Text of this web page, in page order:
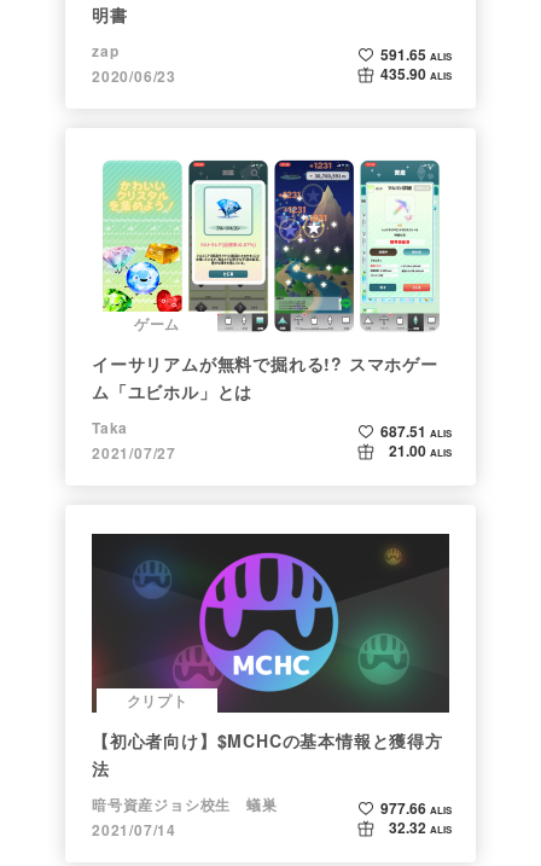
明書
zap
2020/06/23
591.65 ALIS
435.90 ALIS
ゲーム
イーサリアムが無料で掘れる!? スマホゲー
ム「ユビホル」とは
Taka
2021/07/27
687.51 ALIS
21.00 ALIS
クリプト
【初心者向け】$MCHCの基本情報と獲得方
法
暗号資産ジョシ校生 蟻巣
2021/07/14
977.66 ALIS
32.32 ALIS